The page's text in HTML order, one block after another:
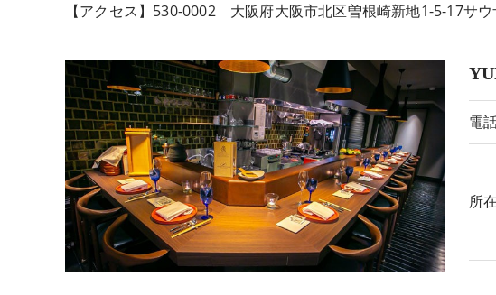
【アクセス】530-0002 大阪府大阪市北区曽根崎新地1-5-17サ
電
所